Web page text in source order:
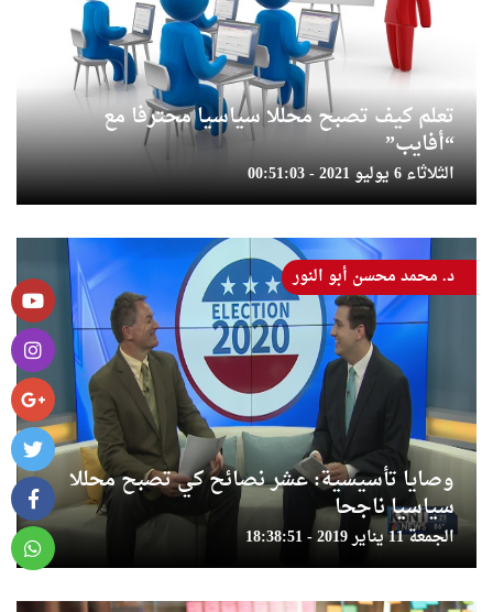
تعلم كيف تصبح محللا سياسيا محترفا مع
“أفايب”
الثلاثاء 6 يوليو 2021 - 00:51:03
وصايا تأسيسية: عشر نصائح كي تصبح محللا
سياسيا ناجحا
الجمعة 11 يناير 2019 - 18:38:51
د. محمد محسن أبو النور